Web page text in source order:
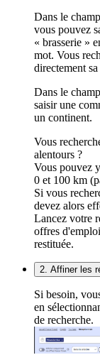
Dans le
vous pouvez
« brasserie »
mot. Vous
directement
Dans le
saisir une
un continent.
Vous
alentours ?
Vous pouvez
0 et 100 km
Si vous
devez alors
Lancez votre
offres
restituée.
2. Affiner les
Si besoin,
en
de recherche.